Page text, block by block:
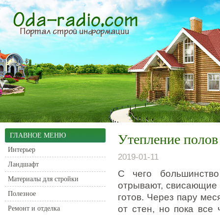
ГЛАВНОЕ МЕНЮ
Интерьер
Ландшафт
Материалы для стройки
Полезное
Ремонт и отделка
Утепление полов
2019-01-11
С чего
отрывают, свисающие
готов. Через пару
от стен, но пока все